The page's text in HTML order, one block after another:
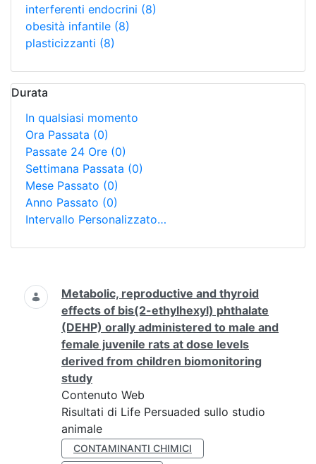
interferenti endocrini (8)
obesità infantile (8)
plasticizzanti (8)
Durata
In qualsiasi momento
Ora Passata (0)
Passate 24 Ore (0)
Settimana Passata (0)
Mese Passato (0)
Anno Passato (0)
Intervallo Personalizzato…
Ricerca
Metabolic, reproductive and thyroid
effects of bis(2-ethylhexyl) phthalate
(DEHP) orally administered to male and
female juvenile rats at dose levels
derived from children biomonitoring
study
Contenuto Web
Risultati di Life Persuaded sullo studio
animale
CONTAMINANTI CHIMICI